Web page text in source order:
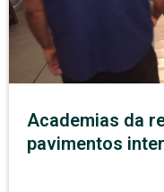
Academias da
pavimentos